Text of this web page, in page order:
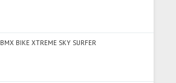
BMX BIKE XTREME SKY SURFER